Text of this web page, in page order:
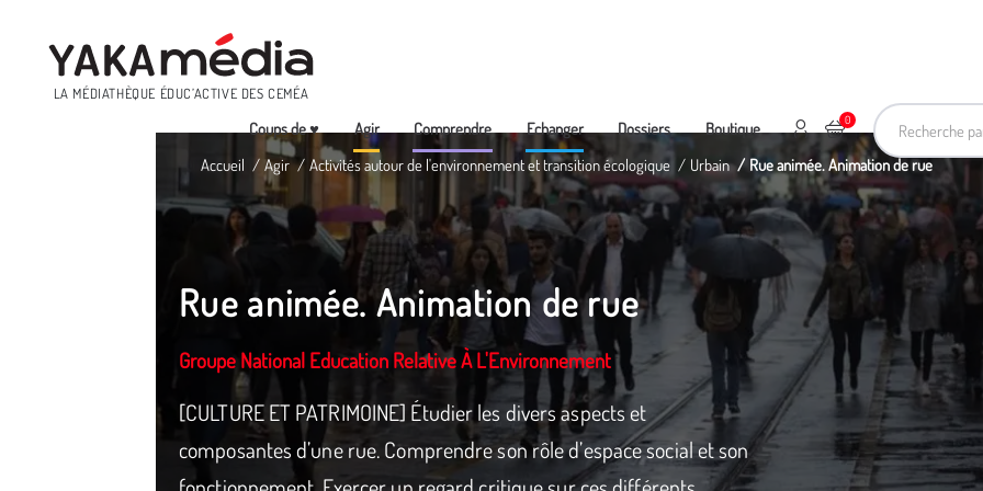
LA MÉDIATHÈQUE ÉDUC’ACTIVE DES CEMÉA
Recherche
Menu
Coups de ♥ Agir Comprendre Echanger Dossiers Boutique 0
Ajouter au panier
Mon compte
Accueil Agir Activités autour de l'environnement et transition écologique Urbain Rue animée. Animation de rue
Rue animée. Animation de rue
Groupe National Education Relative À L'Environnement
[CULTURE ET PATRIMOINE] Étudier les divers aspects et
composantes d’une rue. Comprendre son rôle d’espace social et son